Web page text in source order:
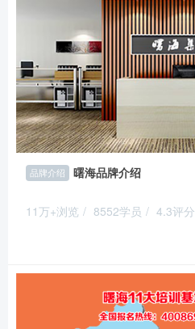
品牌介绍 曙海品牌介绍
11万+浏览 / 8552学员 / 4.3评分